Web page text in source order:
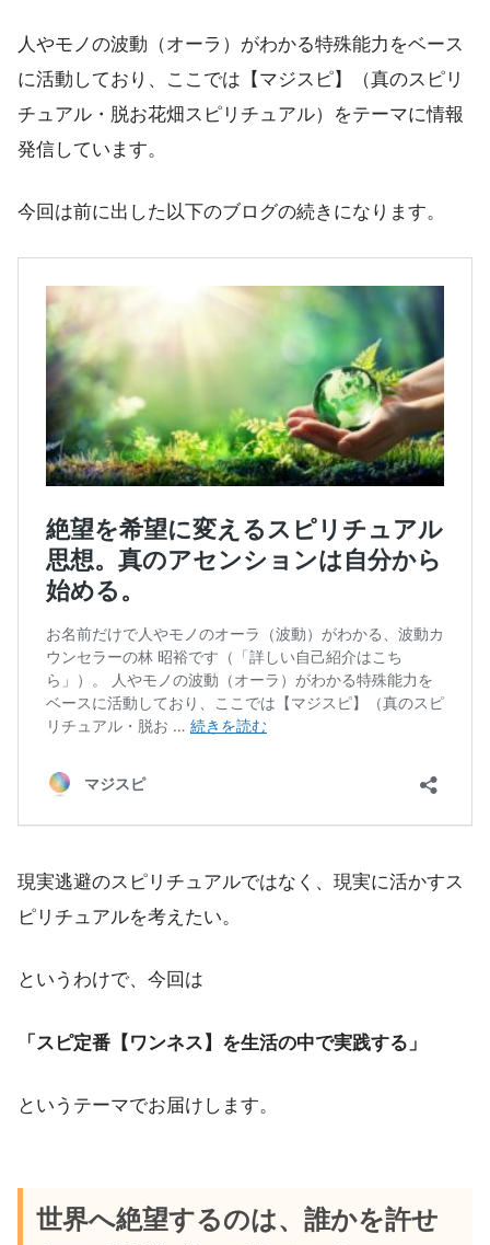
人やモノの波動（オーラ）がわかる特殊能力をベース
に活動しており、ここでは【マジスピ】（真のスピリ
チュアル・脱お花畑スピリチュアル）をテーマに情報
発信しています。
今回は前に出した以下のブログの続きになります。
現実逃避のスピリチュアルではなく、現実に活かすス
ピリチュアルを考えたい。
というわけで、今回は
「スピ定番【ワンネス】を生活の中で実践する」
というテーマでお届けします。
世界へ絶望するのは、誰かを許せ